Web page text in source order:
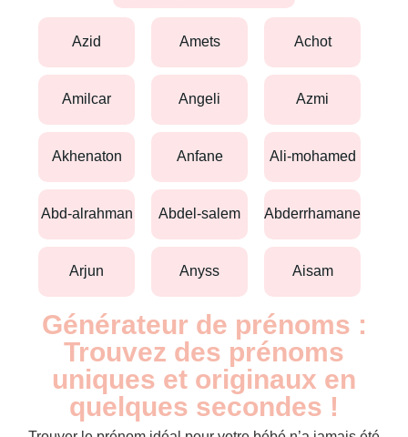
azid amets achot
amilcar angeli azmi
akhenaton anfane ali-mohamed
abd-alrahman abdel-salem abderrhamane
arjun anyss aisam
Générateur de prénoms :
Trouvez des prénoms
uniques et originaux en
quelques secondes !